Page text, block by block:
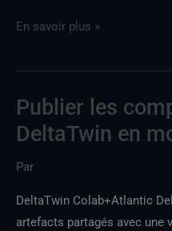
En savoir plus »
Publier les
DeltaTwin en
Par
DeltaTwin Colab+Atlantic
artefacts partagés avec une
Publier
DeltaTwin
mode